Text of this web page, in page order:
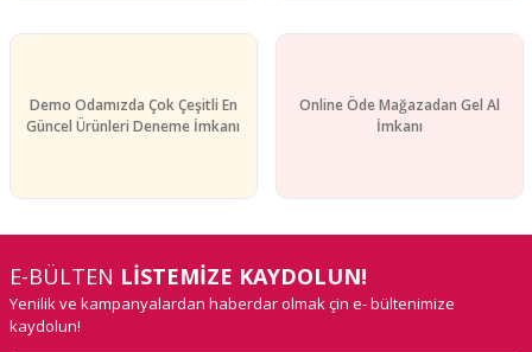
Demo Odamızda Çok Çeşitli En
Güncel Ürünleri Deneme İmkanı
Online Öde Mağazadan Gel Al
İmkanı
E-BÜLTEN LİSTEMİZE KAYDOLUN!
Yenilik ve kampanyalardan haberdar olmak çin e- bültenimize
kaydolun!